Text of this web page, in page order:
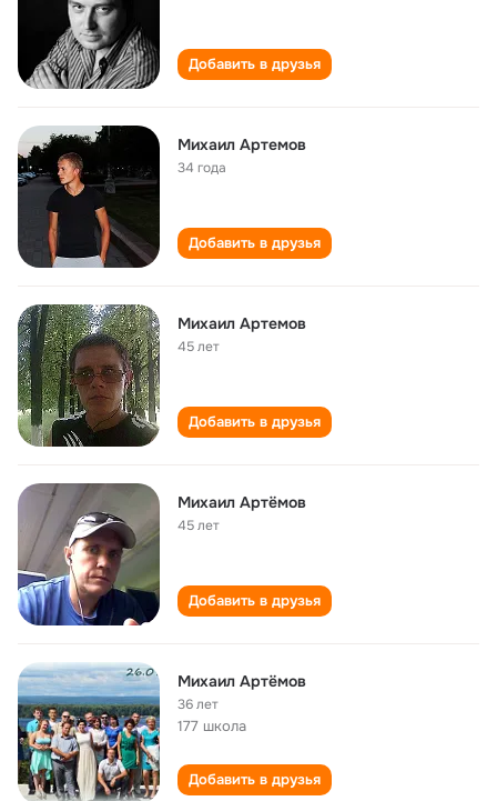
Добавить в друзья
Михаил Артемов
34 года
Добавить в друзья
Михаил Артемов
45 лет
Добавить в друзья
Михаил Артёмов
45 лет
Добавить в друзья
Михаил Артёмов
36 лет
177 школа
Добавить в друзья